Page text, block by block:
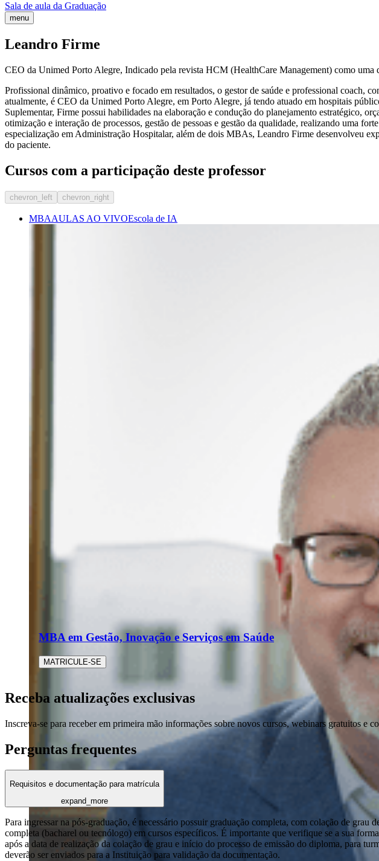
Sala de aula da Graduação
menu
Leandro Firme
CEO da Unimed Porto Alegre, Indicado pela revista HCM (HealthCare Management) como uma
Profissional dinâmico, proativo e focado em resultados, o gestor de saúde e professional coach,
atualmente, é CEO da Unimed Porto Alegre, em Porto Alegre, já tendo atuado em hospitais
Suplementar, Firme possui habilidades na elaboração e condução do planejamento estratégico,
otimização e interação de processos, gestão de pessoas e gestão da qualidade, realizando uma
especialização em Administração Hospitalar, além de dois MBAs, Leandro Firme desenvolveu
do paciente.
Cursos com a participação deste professor
chevron_left chevron_right
MBAAULAS AO VIVOEscola de IA
MBA em Gestão, Inovação e Serviços em Saúde
MATRICULE-SE
Receba atualizações exclusivas
Inscreva-se para receber em primeira mão informações sobre novos cursos, webinars gratuitos e
Perguntas frequentes
Requisitos e documentação para matrícula
expand_more
Para ingressar na pós-graduação, é necessário possuir graduação completa, com colação de
completa (bacharel ou tecnólogo) em cursos específicos. É importante que verifique se a sua
após a data de realização da colação de grau e início do processo de emissão do diploma, para
deverão ser enviados para a Instituição para validação da documentação.